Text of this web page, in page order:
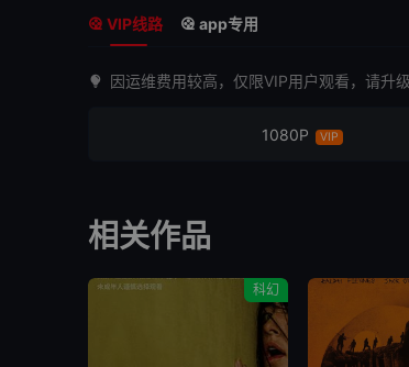
VIP线路 app专用
因运维费用较高，仅限VIP用户观看，请升级
1080P VIP
相关作品
科幻